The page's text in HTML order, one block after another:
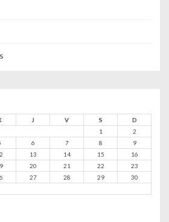
J V S
D
1
2
6 7 8
9
13 14 15
16
20 21 22
23
27 28 29
30